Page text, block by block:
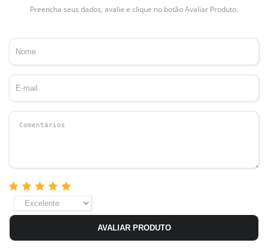
Preencha seus dados, avalie e clique no botão Avaliar Produto.
AVALIAR PRODUTO